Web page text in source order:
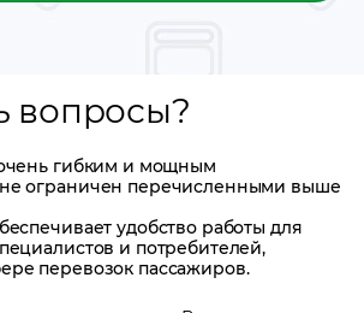
вопросы?
очень гибким и мощным
ограничен перечисленными выше
удобство работы для
и потребителей,
перевозок пассажиров.